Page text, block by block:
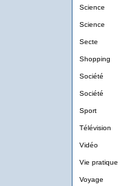
Science
Science
Secte
Shopping
Société
Société
Sport
Télévision
Vidéo
Vie pratique
Voyage